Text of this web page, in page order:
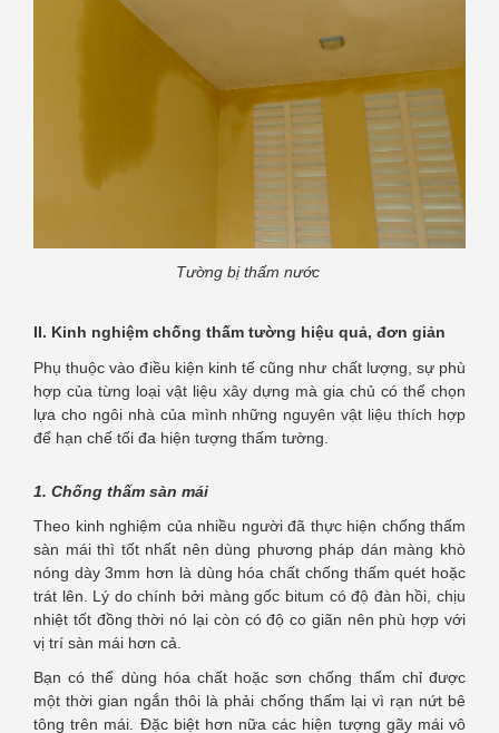
Tường bị thấm nước
II. Kinh nghiệm chống thấm tường hiệu quả, đơn giản
Phụ thuộc vào điều kiện kinh tế cũng như chất lượng, sự phù
hợp của từng loại vật liệu xây dựng mà gia chủ có thể chọn
lựa cho ngôi nhà của mình những nguyên vật liệu thích hợp
để hạn chế tối đa hiện tượng thấm tường.
1. Chống thấm sàn mái
Theo kinh nghiệm của nhiều người đã thực hiện chống thấm
sàn mái thì tốt nhất nên dùng phương pháp dán màng khò
nóng dày 3mm hơn là dùng hóa chất chống thấm quét hoặc
trát lên. Lý do chính bởi màng gốc bitum có độ đàn hồi, chịu
nhiệt tốt đồng thời nó lại còn có độ co giãn nên phù hợp với
vị trí sàn mái hơn cả.
Bạn có thể dùng hóa chất hoặc sơn chống thấm chỉ được
một thời gian ngắn thôi là phải chống thấm lại vì rạn nứt bê
tông trên mái. Đặc biệt hơn nữa các hiện tượng gãy mái vô